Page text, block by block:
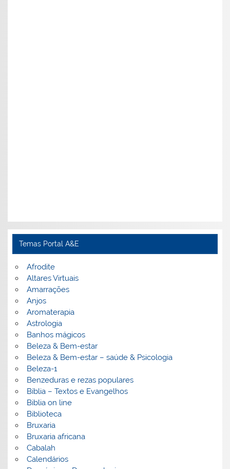
Temas Portal A&E
Afrodite
Altares Virtuais
Amarrações
Anjos
Aromaterapia
Astrologia
Banhos mágicos
Beleza & Bem-estar
Beleza & Bem-estar – saúde & Psicologia
Beleza-1
Benzeduras e rezas populares
Bíblia – Textos e Evangelhos
Biblia on line
Biblioteca
Bruxaria
Bruxaria africana
Cabalah
Calendários